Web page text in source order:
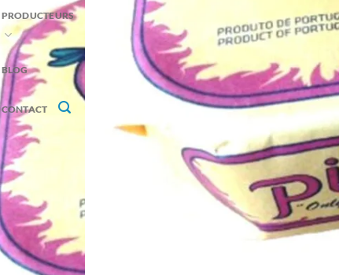
PRODUCTEURS
BLOG
CONTACT